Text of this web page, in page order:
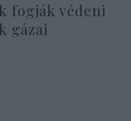
fogják védeni
gázai